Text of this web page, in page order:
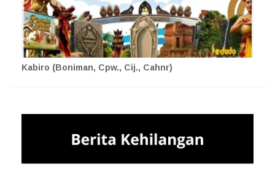
Kabiro (Boniman, Cpw., Cij., Cahnr)